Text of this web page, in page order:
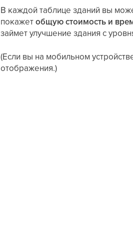
В каждой таблице зданий вы
покажетобщую стоимость и
займет улучшение здания с
(Если вы на мобильном
отображения.)